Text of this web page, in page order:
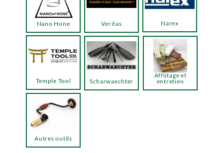
Temple Tool
Narex
Veritas
Nano Hone
Autres outils
Scharwaechter
Affûtage et
entretien